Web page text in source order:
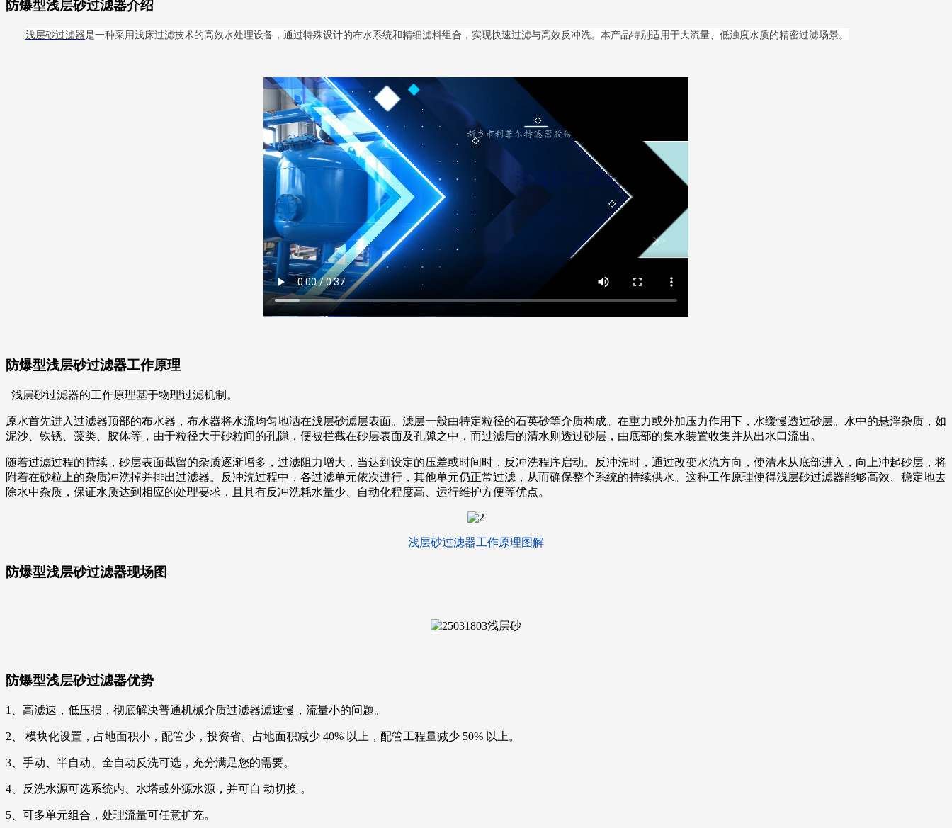
防爆型浅层砂过滤器介绍
浅层砂过滤器是一种采用浅床过滤技术的高效水处理设备，通过特殊设计的布水系统和精细滤料组合，实现快速过滤与高效反冲洗。本产品特别适用于大流量、低浊度水质的精密过滤场景。
防爆型浅层砂过滤器工作原理
浅层砂过滤器的工作原理基于物理过滤机制。
原水首先进入过滤器顶部的布水器，布水器将水流均匀地洒在浅层砂滤层表面。滤层一般由特定粒径的石英砂等介质构成。在重力或外加压力作用下，水缓慢透过砂层。水中的悬浮杂质，如
泥沙、铁锈、藻类、胶体等，由于粒径大于砂粒间的孔隙，便被拦截在砂层表面及孔隙之中，而过滤后的清水则透过砂层，由底部的集水装置收集并从出水口流出。
随着过滤过程的持续，砂层表面截留的杂质逐渐增多，过滤阻力增大，当达到设定的压差或时间时，反冲洗程序启动。反冲洗时，通过改变水流方向，使清水从底部进入，向上冲起砂层，将
附着在砂粒上的杂质冲洗掉并排出过滤器。反冲洗过程中，各过滤单元依次进行，其他单元仍正常过滤，从而确保整个系统的持续供水。这种工作原理使得浅层砂过滤器能够高效、稳定地去
除水中杂质，保证水质达到相应的处理要求，且具有反冲洗耗水量少、自动化程度高、运行维护方便等优点。
浅层砂过滤器工作原理图解
防爆型浅层砂过滤器现场图
防爆型浅层砂过滤器优势
1、高滤速，低压损，彻底解决普通机械介质过滤器滤速慢，流量小的问题。
2、 模块化设置，占地面积小，配管少，投资省。占地面积减少 40% 以上，配管工程量减少 50% 以上。
3、手动、半自动、全自动反洗可选，充分满足您的需要。
4、反洗水源可选系统内、水塔或外源水源，并可自 动切换 。
5、可多单元组合，处理流量可任意扩充。